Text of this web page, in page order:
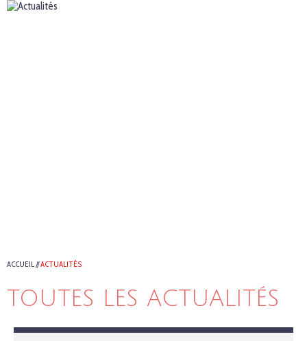
ACCUEIL//ACTUALITÉS
TOUTES LES ACTUALITÉS